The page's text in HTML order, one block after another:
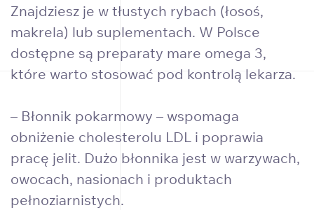
Znajdziesz je w tłustych rybach (łosoś,
makrela) lub suplementach. W Polsce
dostępne są preparaty mare omega 3,
które warto stosować pod kontrolą lekarza.
– Błonnik pokarmowy – wspomaga
obniżenie cholesterolu LDL i poprawia
pracę jelit. Dużo błonnika jest w warzywach,
owocach, nasionach i produktach
pełnoziarnistych.